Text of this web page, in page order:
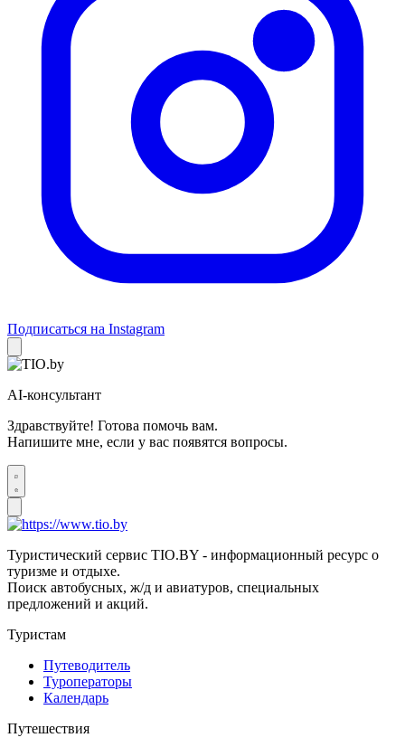
Подписаться на Instagram
AI-консультант
Здравствуйте! Готова помочь вам.
Напишите мне, если у вас появятся вопросы.
Туристический сервис TIO.BY - информационный ресурс о
туризме и отдыхе.
Поиск автобусных, ж/д и авиатуров, специальных
предложений и акций.
Туристам
Путеводитель
Туроператоры
Календарь
Путешествия